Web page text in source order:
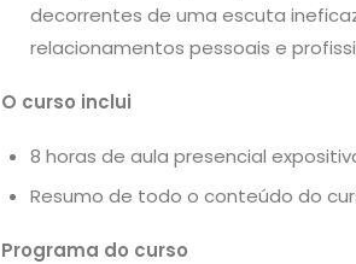
decorrentes de uma escuta
relacionamentos pessoais e
O curso inclui
8 horas de aula presencial
Resumo de todo o conteúdo do
Programa do curso